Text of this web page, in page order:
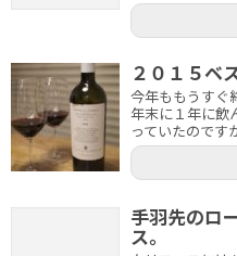
２０１５ベ
今年ももうすぐ
年末に１年に飲
っていたのです
手羽先のロ
ス。